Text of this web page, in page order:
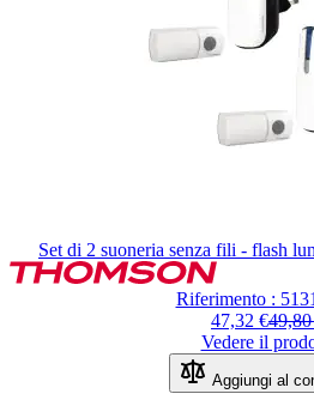
Set di 2 suoneria senza fili - flash
prezzo
dalle
scelte
nella
Riferimento :
47,32 €
Vedere il
Aggiungi al